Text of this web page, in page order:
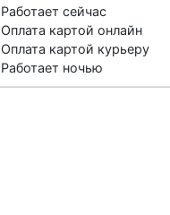
Работает сейчас
Оплата картой онлайн
Оплата картой курьеру
Работает ночью